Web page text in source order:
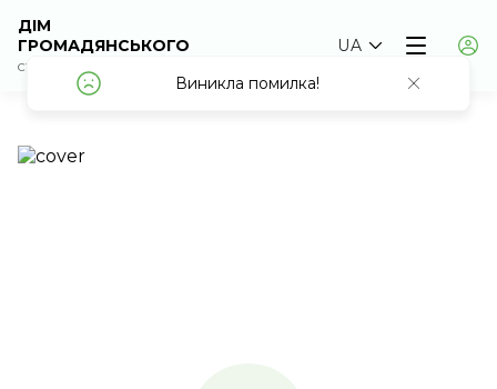
ДІМ
ГРОМАДЯНСЬКОГО
СУСПІЛЬСТВА
UA